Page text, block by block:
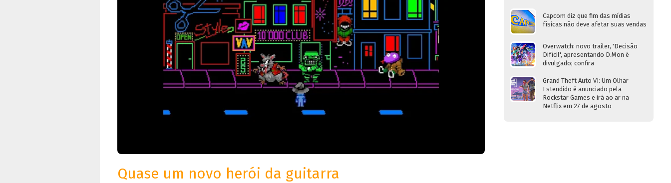
Quase um novo herói da guitarra
Capcom diz que fim das mídias
físicas não deve afetar suas vendas
Overwatch: novo trailer, 'Decisão
Difícil', apresentando D.Mon é
divulgado; confira
Grand Theft Auto VI: Um Olhar
Estendido é anunciado pela
Rockstar Games e irá ao ar na
Netflix em 27 de agosto